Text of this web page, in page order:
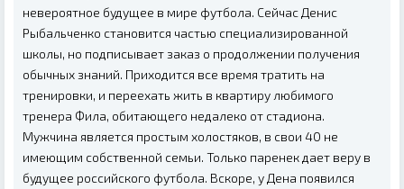
невероятное будущее в мире футбола. Сейчас Денис
Рыбальченко становится частью специализированной
школы, но подписывает заказ о продолжении получения
обычных знаний. Приходится все время тратить на
тренировки, и переехать жить в квартиру любимого
тренера Фила, обитающего недалеко от стадиона.
Мужчина является простым холостяков, в свои 40 не
имеющим собственной семьи. Только паренек дает веру в
будущее российского футбола. Вскоре, у Дена появился